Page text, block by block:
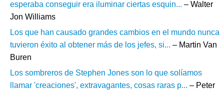
esperaba conseguir era iluminar ciertas esquin... – Walter
Jon Williams
Los que han causado grandes cambios en el mundo nunca
tuvieron éxito al obtener más de los jefes, si... – Martin Van
Buren
Los sombreros de Stephen Jones son lo que solíamos
llamar 'creaciones', extravagantes, cosas raras p... – Peter